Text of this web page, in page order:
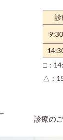
診
□：
△：
診療の